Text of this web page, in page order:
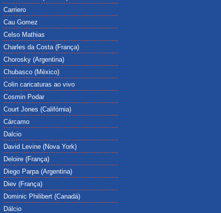
Carriero
Cau Gomez
Celso Mathias
Charles da Costa (França)
Chorosky (Argentina)
Chubasco (México)
Colin caricaturas ao vivo
Cosmin Podar
Court Jones (Califórnia)
Cárcamo
Dalcio
David Levine (Nova York)
Deloire (França)
Diego Parpa (Argentina)
Diev (França)
Dominic Philibert (Canadá)
Dálcio